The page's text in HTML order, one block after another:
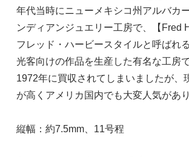
年代当時にニューメキシコ州アルバカ
ンディアンジュエリー工房で、【Fred
フレッド・ハービースタイルと呼ばれ
光客向けの作品を生産した有名な工房で
1972年に買収されてしまいましたが、
が高くアメリカ国内でも大変人気があり
縦幅：約7.5mm、11号程